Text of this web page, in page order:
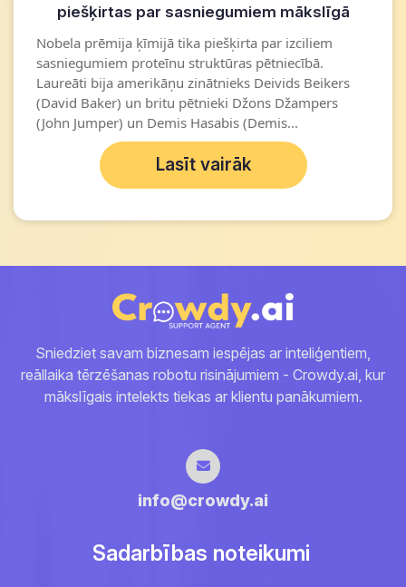
piešķirtas par sasniegumiem mākslīgā
intelekta jomā.
Nobela prēmija ķīmijā tika piešķirta par izciliem
sasniegumiem proteīnu struktūras pētniecībā.
Laureāti bija amerikāņu zinātnieks Deivids Beikers
(David Baker) un britu pētnieki Džons Džampers
(John Jumper) un Demis Hasabis (Demis...
Lasīt vairāk
Sniedziet savam biznesam iespējas ar inteliģentiem,
reāllaika tērzēšanas robotu risinājumiem - Crowdy.ai, kur
mākslīgais intelekts tiekas ar klientu panākumiem.
info@crowdy.ai
Sadarbības noteikumi